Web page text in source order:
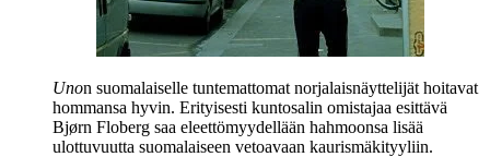
Unon suomalaiselle tuntemattomat norjalaisnäyttelijät hoitavat
hommansa hyvin. Erityisesti kuntosalin omistajaa esittävä
Bjørn Floberg saa eleettömyydellään hahmoonsa lisää
ulottuvuutta suomalaiseen vetoavaan kaurismäkityyliin.